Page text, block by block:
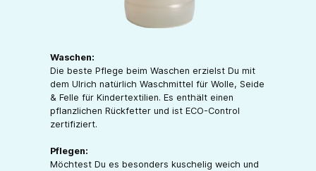
Waschen:
Die beste Pflege beim Waschen erzielst Du mit
dem Ulrich natürlich Waschmittel für Wolle, Seide
& Felle für Kindertextilien. Es enthält einen
pflanzlichen Rückfetter und ist ECO-Control
zertifiziert.
Pflegen:
Möchtest Du es besonders kuschelig weich und